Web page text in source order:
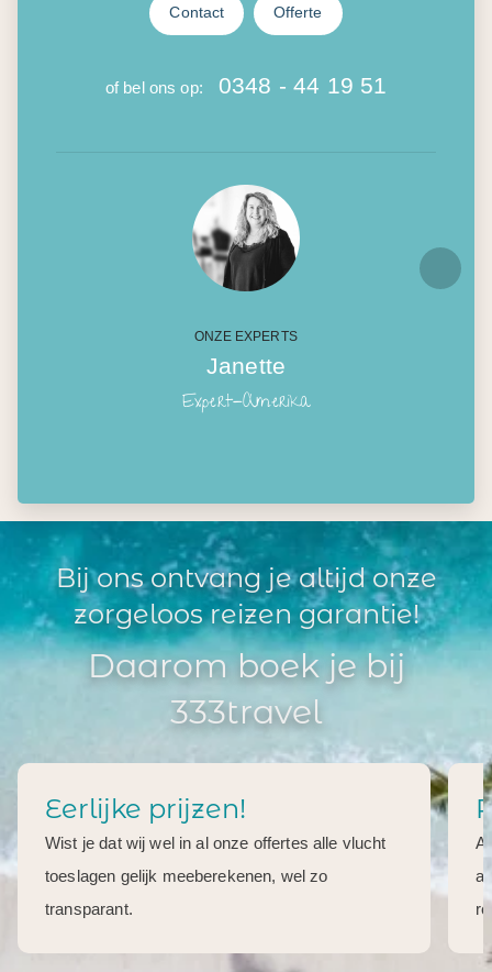
Contact Offerte
of bel ons op: 0348 - 44 19 51
ONZE EXPERTS
Janette
Expert-Amerika
Bij ons ontvang je altijd onze
zorgeloos reizen garantie!
Daarom boek je bij
333travel
Eerlijke prijzen!
Wist je dat wij wel in al onze offertes alle vlucht
toeslagen gelijk meeberekenen, wel zo
transparant.